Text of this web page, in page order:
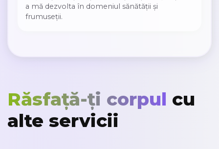
a mă dezvolta în domeniul sănătății și
frumuseții.
Răsfață-ți corpul cu
alte servicii